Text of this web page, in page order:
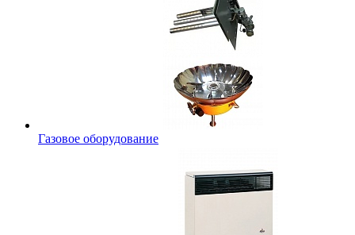
Газовое оборудование